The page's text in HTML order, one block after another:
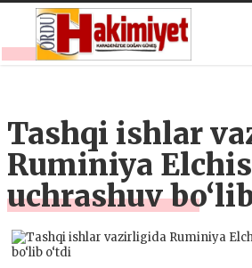
Tashqi ishlar
Ruminiya
uchrashuv